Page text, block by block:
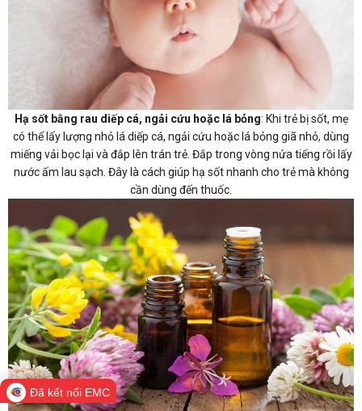
Hạ sốt bằng rau diếp cá, ngải cứu hoặc lá bỏng: Khi trẻ bị sốt, mẹ
có thể lấy lượng nhỏ lá diếp cá, ngải cứu hoặc lá bỏng giã nhỏ, dùng
miếng vải bọc lại và đắp lên trán trẻ. Đắp trong vòng nửa tiếng rồi lấy
nước ấm lau sạch. Đây là cách giúp hạ sốt nhanh cho trẻ mà không
cần dùng đến thuốc.
Đã kết nối EMC